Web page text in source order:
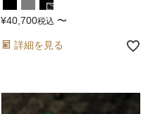
¥40,700税込 〜
詳細を見る